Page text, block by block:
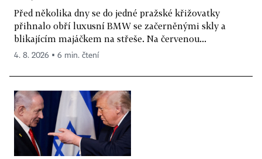
Před několika dny se do jedné pražské křižovatky
přihnalo obří luxusní BMW se začerněnými skly a
blikajícím majáčkem na střeše. Na červenou...
4. 8. 2026 ▪ 6 min. čtení